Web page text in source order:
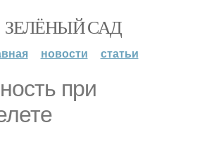
ЗЕЛЁНЫЙ САД
новости статьи
при